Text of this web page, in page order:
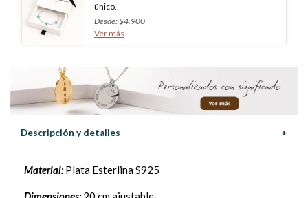
único.
Desde: $4.900
Ver más
Descripción y detalles +
Material:Plata Esterlina S925